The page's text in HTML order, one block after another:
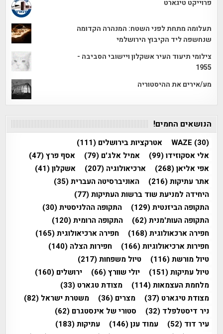
פרוייקט טיגארט
תעלומה מתחת לפני השטח: המנהרה הקדומה
שנחשפה ליד הקיבוץ הירושלמי
צילומי תיעוד העיר אשקלון ויישובי הסביבה -
1955
מע/אירים את ההיסטוריה
הנושאים החמים!
WAZE (30) אטרקציות בירושלים (111)
אלי אסקוזידו(99) אמיל אלג'ם (79) אסף פרץ(47)
אפי אליאן(268) ארכיאולוגיה (207) אשקלון(41)
אתר עתיקות(216) האוניברסיטה העברית(35)
היחידה למניעת שוד ברשות העתיקות(77)
התקופה הביזנטית(129) התקופה ההלניסטית(30)
התקופה העות'מנית(62) התקופה הרומית(120)
חפירה ארכאולוגית(168) חפירה ארכיאולוגית(165)
חפירות ארכיאולוגיות(166) חפירות הצלה (140)
טיול מורשת(116) טיול משפחות(217)
טיול עתיקות(151) יולי שוורץ(66) ירושלים (160)
מלחמת העצמאות(114) מצודת טגארט (33)
מצודת טיגארט (37) מצרים (36) משטרת ישראל (82)
ניר דיסטלפלד (32) סטורי של אינסטגרם (62)
עיר דוד (52) עמוד ענן(146) עתיקות(183)